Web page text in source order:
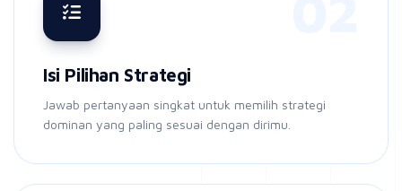
Isi Pilihan Strategi
Jawab pertanyaan singkat untuk memilih strategi
dominan yang paling sesuai dengan dirimu.